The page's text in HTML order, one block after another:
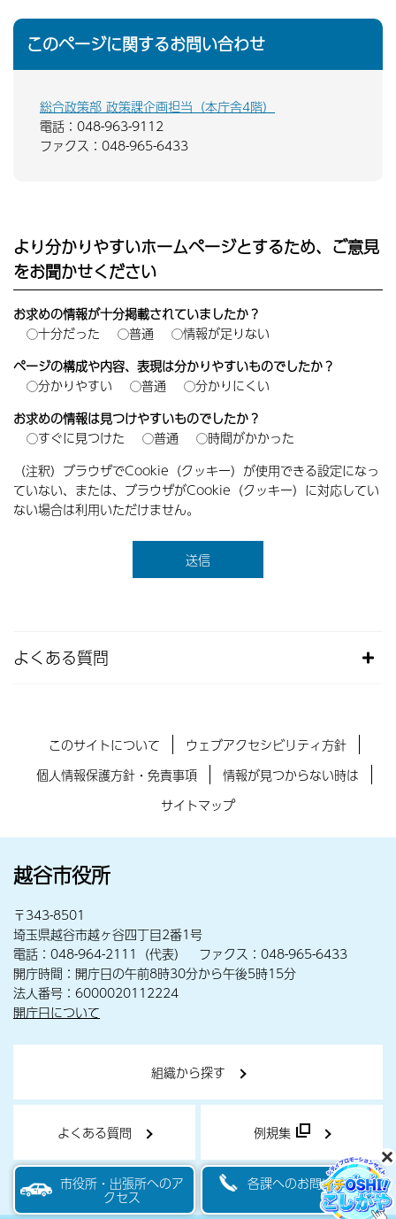
このページに関するお問い合わせ
総合政策部 政策課企画担当（本庁舎4階）
電話：048-963-9112
ファクス：048-965-6433
より分かりやすいホームページとするため、ご意見
をお聞かせください
お求めの情報が十分掲載されていましたか？
十分だった
普通
情報が足りない
ページの構成や内容、表現は分かりやすいものでしたか？
分かりやすい
普通
分かりにくい
お求めの情報は見つけやすいものでしたか？
すぐに見つけた
普通
時間がかかった
（注釈）ブラウザでCookie（クッキー）が使用できる設定になっ
ていない、または、ブラウザがCookie（クッキー）に対応してい
ない場合は利用いただけません。
よくある質問
このサイトについて
ウェブアクセシビリティ方針
個人情報保護方針・免責事項
情報が見つからない時は
サイトマップ
越谷市役所
〒343-8501
埼玉県越谷市越ヶ谷四丁目2番1号
電話：048-964-2111（代表） ファクス：048-965-6433
開庁時間：開庁日の午前8時30分から午後5時15分
法人番号：6000020112224
開庁日について
組織から探す
よくある質問 例規集
市役所・出張所へのア
クセス
各課へのお問い合わせ